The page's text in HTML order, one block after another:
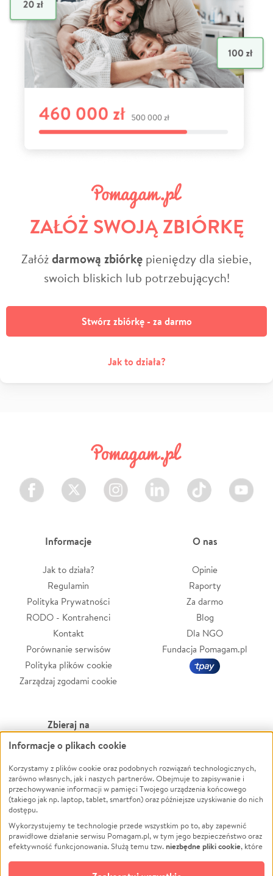
ZAŁÓŻ SWOJĄ ZBIÓRKĘ
Załóżdarmową zbiórkę pieniędzy dla siebie,
swoich bliskich lub potrzebujących!
Stwórz zbiórkę - za darmo
Jak to działa?
Facebook Twitter Instagram LinkedIn TikTok Youtube
Informacje
Jak to działa?
Regulamin
Polityka Prywatności
RODO - Kontrahenci
Kontakt
Porównanie serwisów
Polityka plików cookie
Zarządzaj zgodami cookie
O nas
Opinie
Raporty
Za darmo
Blog
Dla NGO
Fundacja Pomagam.pl
Zbieraj na
Leczenie
Zwierzęta
Pożar
Ukraina
Pomoc Finansowa
Projekty
Pogrzeb
Powódź
Wichura
NGO
Edukacja
Podróż
Impreza
Informacje o plikach cookie
Korzystamy z plików cookie oraz podobnych rozwiązań technologicznych,
zarówno własnych, jak i naszych partnerów. Obejmuje to zapisywanie i
przechowywanie informacji w pamięci Twojego urządzenia końcowego
(takiego jak np. laptop, tablet, smartfon) oraz późniejsze uzyskiwanie do nich
dostępu.
Wykorzystujemy te technologie przede wszystkim po to, aby zapewnić
prawidłowe działanie serwisu Pomagam.pl, w tym jego bezpieczeństwo oraz
efektywność funkcjonowania. Służą temu tzw.niezbędne pliki cookie, które
opcjonalnych plików cookie